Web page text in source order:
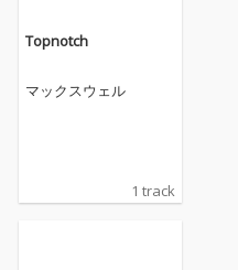
Topnotch
マックスウェル
1 track